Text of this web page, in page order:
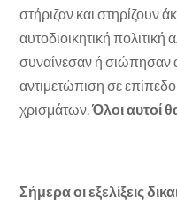
στήριζαν και στηρίζουν
αυτοδιοικητική πολιτική
συναίνεσαν ή σιώπησαν
αντιμετώπιση σε
χρισμάτων.Όλοι αυτοί
Σήμερα οι εξελίξεις